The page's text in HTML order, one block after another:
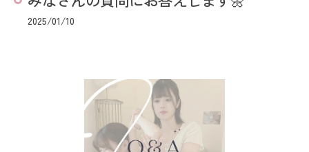
2025/01/10